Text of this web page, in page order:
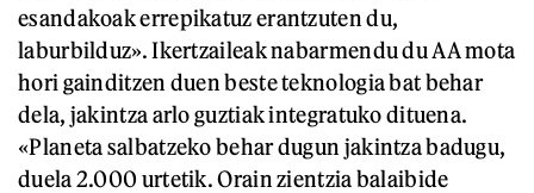
esandakoak errepikatuz erantzuten du,
laburbilduz». Ikertzaileak nabarmendu du AA mota
hori gainditzen duen beste teknologia bat behar
dela, jakintza arlo guztiak integratuko dituena.
«Planeta salbatzeko behar dugun jakintza badugu,
duela 2.000 urtetik. Orain zientzia balaibide